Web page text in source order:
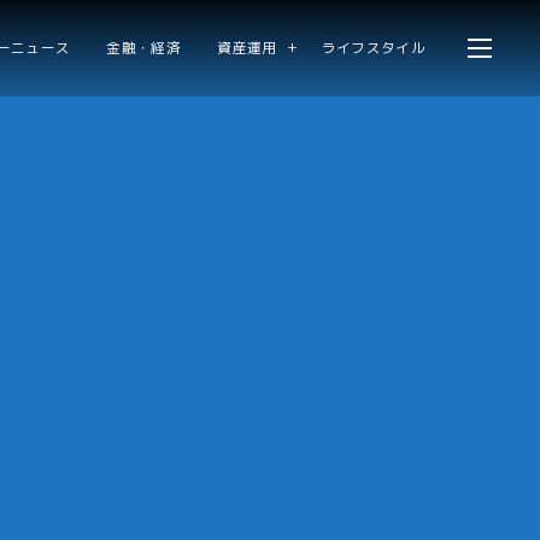
ニュース 金融・経済 資産運用 ライフスタイル